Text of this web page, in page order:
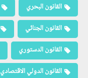
القانون البحري
القانون الجنائي
القانون الدستوري
القانون الدولي الاقتصادي